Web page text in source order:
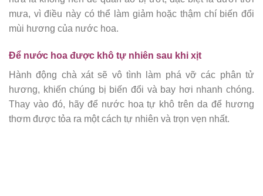
mưa, vì điều này có thể làm giảm hoặc thậm chí biến đổi
mùi hương của nước hoa.
Để nước hoa được khô tự nhiên sau khi xịt
Hành động chà xát sẽ vô tình làm phá vỡ các phân tử
hương, khiến chúng bị biến đổi và bay hơi nhanh chóng.
Thay vào đó, hãy để nước hoa tự khô trên da để hương
thơm được tỏa ra một cách tự nhiên và trọn vẹn nhất.